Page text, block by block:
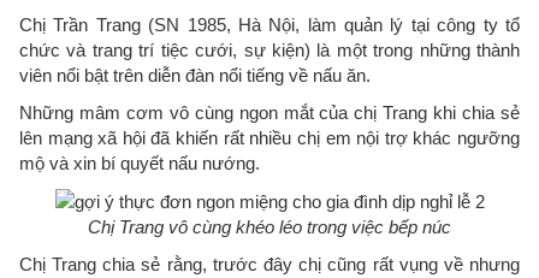
Chị Trần Trang (SN 1985, Hà Nội, làm quản lý tại công ty tổ
chức và trang trí tiệc cưới, sự kiện) là một trong những thành
viên nổi bật trên diễn đàn nổi tiếng về nấu ăn.
Những mâm cơm vô cùng ngon mắt của chị Trang khi chia sẻ
lên mạng xã hội đã khiến rất nhiều chị em nội trợ khác ngưỡng
mộ và xin bí quyết nấu nướng.
Chị Trang vô cùng khéo léo trong việc bếp núc
Chị Trang chia sẻ rằng, trước đây chị cũng rất vụng về nhưng